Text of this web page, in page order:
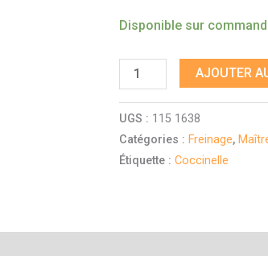
Disponible sur
AJOUTER
UGS : 115 1638
Catégories : Freinage,
Étiquette :Coccinelle